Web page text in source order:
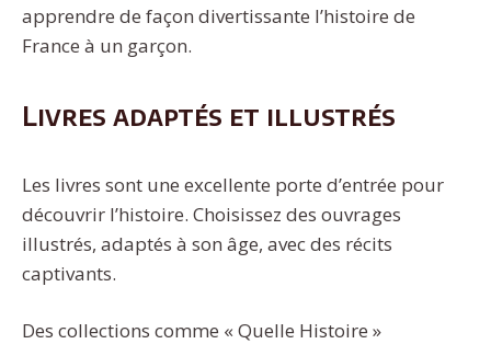
apprendre de façon divertissante l’histoire de
France à un garçon.
Livres adaptés et illustrés
Les livres sont une excellente porte d’entrée pour
découvrir l’histoire. Choisissez des ouvrages
illustrés, adaptés à son âge, avec des récits
captivants.
Des collections comme « Quelle Histoire »